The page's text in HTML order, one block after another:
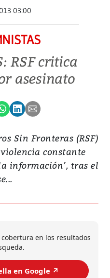
03:00
RSF critica
asesinato
Sin Fronteras (RSF)
constante
información’, tras el
en los resultados
en Google ↗️